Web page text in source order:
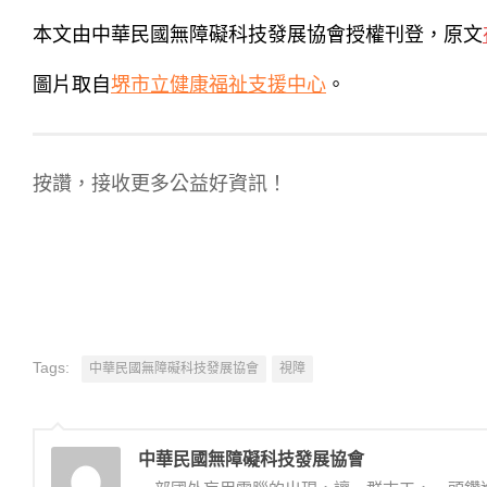
本文由中華民國無障礙科技發展協會授權刊登，原文
圖片取自堺市立健康福祉支援中心 。
按讚，接收更多公益好資訊！
Tags: 中華民國無障礙科技發展協會 視障
中華民國無障礙科技發展協會